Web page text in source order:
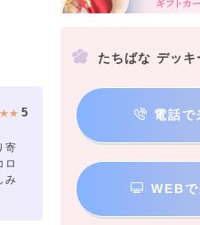
5
寄
ロ
み
たちばな デッ
電話で
WEB